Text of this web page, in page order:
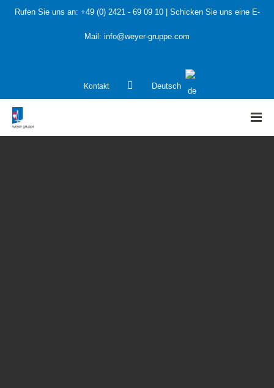
Rufen Sie uns an: +49 (0) 2421 - 69 09 10| Schicken Sie uns eine E-
Mail: info@weyer-gruppe.com
Kontakt Deutsch